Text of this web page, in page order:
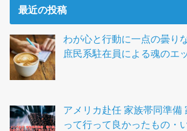
最近の投稿
わが心と行動に一点の曇り
庶民系駐在員による魂のエ
アメリカ赴任 家族帯同準備
って行って良かったもの・